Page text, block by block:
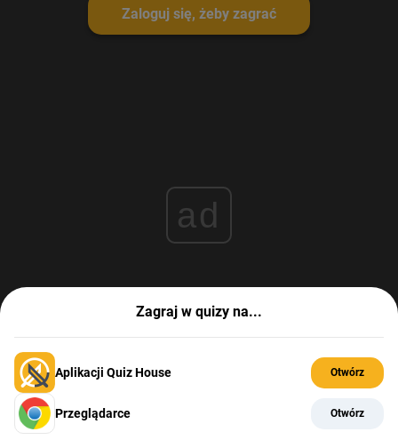
Zaloguj się, żeby zagrać
ad
Zagraj w quizy na...
Aplikacji Quiz House Otwórz
Przeglądarce Otwórz